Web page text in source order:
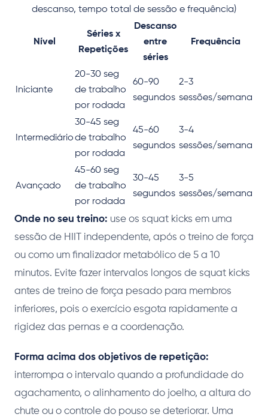
descanso, tempo total de sessão e frequência)
Nível
Séries x
Repetições
Descanso
entre
séries
Frequência
Iniciante
20-30 seg
de trabalho
por rodada
60-90
segundos
2-3
sessões/semana
Intermediário
30-45 seg
de trabalho
por rodada
45-60
segundos
3-4
sessões/semana
Avançado
45-60 seg
de trabalho
por rodada
30-45
segundos
3-5
sessões/semana
Onde no seu treino: use os squat kicks em uma
sessão de HIIT independente, após o treino de força
ou como um finalizador metabólico de 5 a 10
minutos. Evite fazer intervalos longos de squat kicks
antes de treino de força pesado para membros
inferiores, pois o exercício esgota rapidamente a
rigidez das pernas e a coordenação.
Forma acima dos objetivos de repetição:
interrompa o intervalo quando a profundidade do
agachamento, o alinhamento do joelho, a altura do
chute ou o controle do pouso se deteriorar. Uma